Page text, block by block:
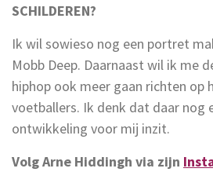
SCHILDEREN?
Ik wil sowieso nog een portret
Mobb Deep. Daarnaast wil ik me
hiphop ook meer gaan richten op
voetballers. Ik denk dat daar nog
ontwikkeling voor mij inzit.
Volg Arne Hiddingh via zijn